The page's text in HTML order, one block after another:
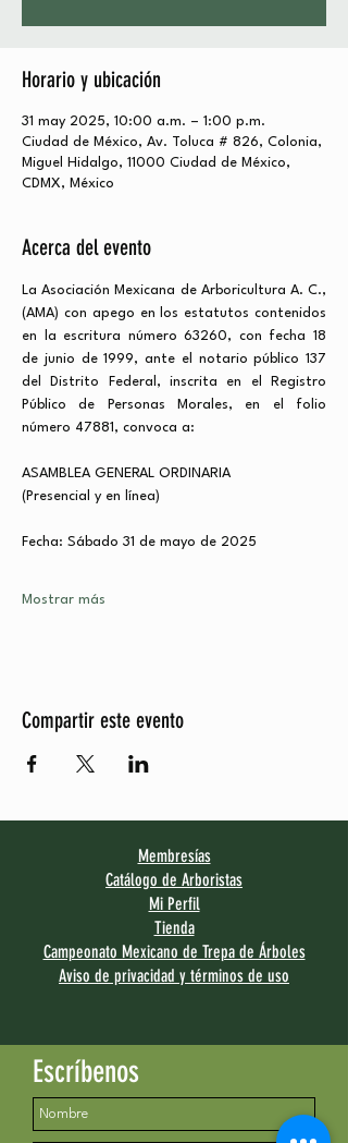
Horario y ubicación
31 may 2025, 10:00 a.m. – 1:00 p.m.
Ciudad de México, Av. Toluca # 826, Colonia,
Miguel Hidalgo, 11000 Ciudad de México,
CDMX, México
Acerca del evento
La Asociación Mexicana de Arboricultura A. C.,
(AMA) con apego en los estatutos contenidos
en la escritura número 63260, con fecha 18
de junio de 1999, ante el notario público 137
del Distrito Federal, inscrita en el Registro
Público de Personas Morales, en el folio
número 47881, convoca a:
ASAMBLEA GENERAL ORDINARIA
(Presencial y en línea)
Fecha: Sábado 31 de mayo de 2025
Mostrar más
Compartir este evento
Membresías
Catálogo de Arboristas
Mi Perfil
Tienda
Campeonato Mexicano de Trepa de Árboles
Aviso de privacidad y términos de uso
Escríbenos